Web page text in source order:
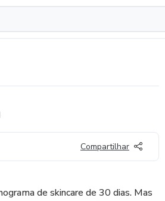
Compartilhar
de skincare de 30 dias. Mas